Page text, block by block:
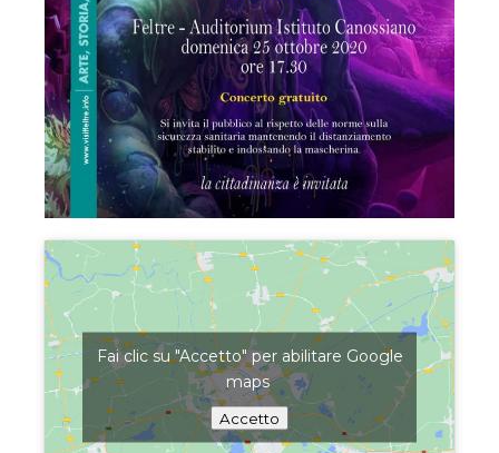
Fai clic su "Accetto" per abilitare Google
maps
Accetto